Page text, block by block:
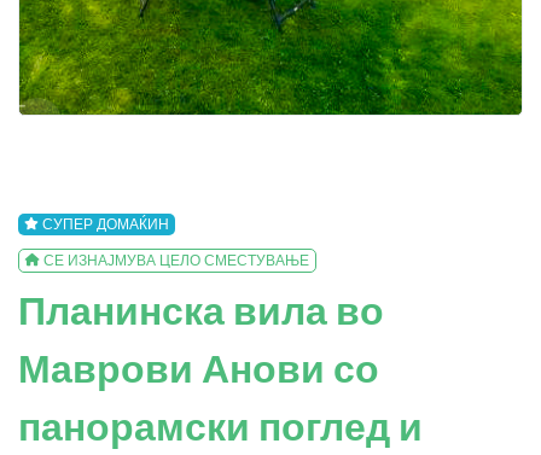
СУПЕР ДОМАЌИН
СЕ ИЗНАЈМУВА ЦЕЛО СМЕСТУВАЊЕ
Планинска вила во
Маврови Анови со
панорамски поглед и